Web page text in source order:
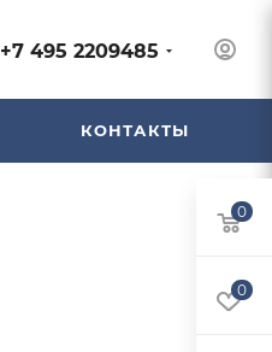
+7 495 2209485
КОНТАКТЫ
0
0